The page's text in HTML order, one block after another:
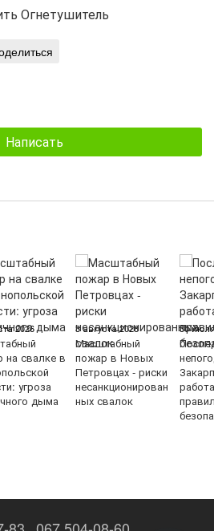
Написать
2026
на свалке в
угроза
дыма
3 августа 2026
Масштабный
пожар в Новых
Петровцах - риски
несанкционирован
ных свалок
30